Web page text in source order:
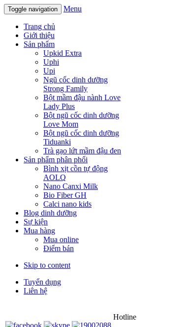
Toggle navigation Menu
Trang chủ
Giới thiệu
Sản phẩm
Upkid Extra
Uphi
Upi
Ngũ cốc dinh dưỡng
Strong Family
Bột mầm đậu nành Love
Lady Plus
Bột ngũ cốc dinh dưỡng
Love Mom
Bột ngũ cốc dinh dưỡng
Tiduanki
Trà gạo lứt mầm đậu đen
Sản phẩm phân phối
Bình xịt cồn tự động
AOLQ
Nano Canxi Milk
Bio Fiber GH
Calci nano kids
Blog dinh dưỡng
Sự kiện
Mua hàng
Mua online
Điểm bán
Skip to content
Tuyển dụng
Liên hệ
Hotline